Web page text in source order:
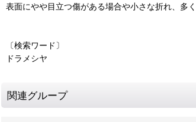
表面にやや目立つ傷がある場合や小さな折れ、多
〔検索ワード〕
ドラメシヤ
関連グループ